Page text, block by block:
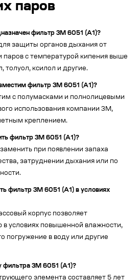
паров
фильтр 3М 6051 (А1)?
защиты органов дыхания от
паров с температурой кипения выше
толуол, ксилол и другие.
фильтр 3М 6051 (А1)?
с полумасками и полнолицевыми
использования компании 3M,
креплением.
фильтр 3М 6051 (А1)?
при появлении запаха
затруднении дыхания или по
фильтр 3М 6051 (А1) в условиях
корпус позволяет
в условиях повышенной влажности,
погружение в воду или другие
фильтра 3М 6051 (А1)?
элемента составляет 5 лет